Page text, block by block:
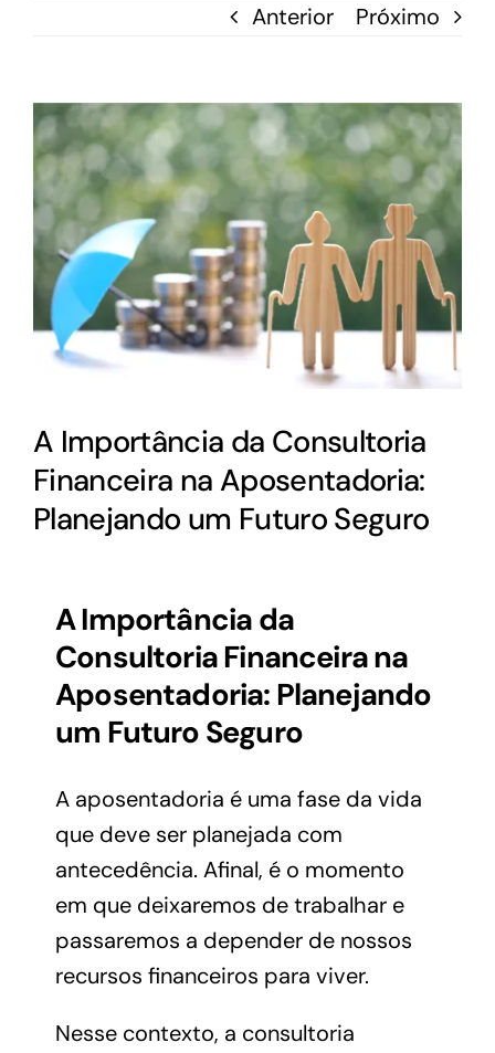
Anterior Próximo
View
Larger
Image
A Importância da Consultoria
Financeira na Aposentadoria:
Planejando um Futuro Seguro
A Importância da
Consultoria Financeira na
Aposentadoria: Planejando
um Futuro Seguro
A aposentadoria é uma fase da vida
que deve ser planejada com
antecedência. Afinal, é o momento
em que deixaremos de trabalhar e
passaremos a depender de nossos
recursos financeiros para viver.
Nesse contexto, a consultoria